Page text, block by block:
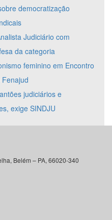
democratização
Judiciário com
da categoria
feminino em Encontro
judiciários e
exige SINDJU
Belém – PA, 66020-340